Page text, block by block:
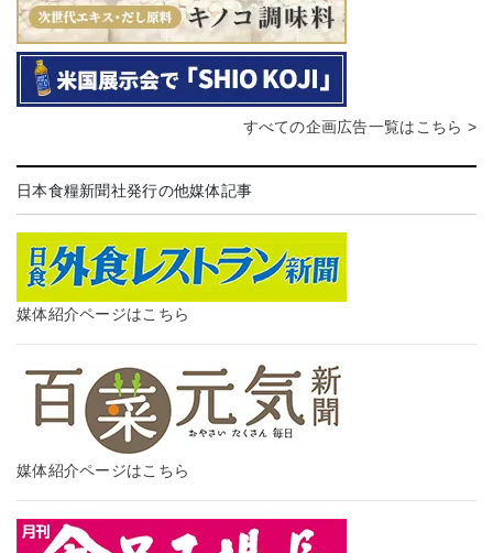
すべての企画広告一覧はこちら >
日本食糧新聞社発行の他媒体記事
媒体紹介ページはこちら
媒体紹介ページはこちら